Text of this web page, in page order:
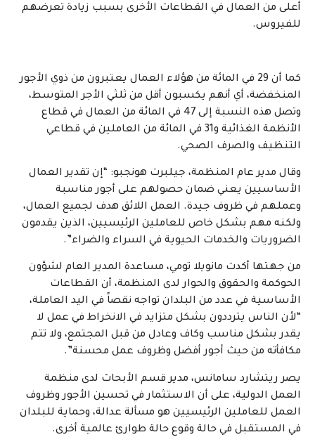
أعلى من العمال في القطاعات الأخرى بسبب زيادة تعرضهم
للفيروس.
كما أن 29 في المائة من هؤلاء العمال يعتبرون من ذوي الأجور
المنخفضة، أي أنهم يكسبون أقل من ثلثي الأجر المتوسط،
وتصل هذه النسبة إلى 47 في المائة من العمال في قطاع
الأنظمة الغذائية و31 في المائة من العاملين في قطاعي
التنظيف والصرف الصحي.
وقال مدير عام المنظمة، جيلبرت هونجبو: “إن تقدير العمال
الأساسيين يعني ضمان حصولهم على أجور مناسبة
وعملهم في ظروف جيدة. العمل اللائق هدف لجميع العمال،
ولكنه مهم بشكل خاص للعاملين الرئيسيين، الذين يقدمون
الضروريات والخدمات الحيوية في السراء والضراء”.
من جهتها أكدت مانويلا تومي، مساعدة المدير العام لشؤون
الحوكمة والحقوق والحوار لدى المنظمة، أن القطاعات
الأساسية في عدد من البلدان تواجه نقصاً في اليد العاملة،
“لأن الناس يترددون بشكل متزايد في الانخراط في عمل لا
يقدر بشكل مناسب وكاف وعادل من قبل المجتمع، ولا تتم
مكافأته من حيث أجور أفضل وظروف عمل محسنة”.
يصر ريتشارد سامانس، مدير قسم الأبحاث لدى منظمة
العمل الدولية، على أن الاستثمار في تحسين الأجور وظروف
العمل للعاملين الرئيسيين هو مسألة عدالة، وحماية للبلدان
في المستقبل في حالة وقوع حالة طوارئ عالمية أخرى.